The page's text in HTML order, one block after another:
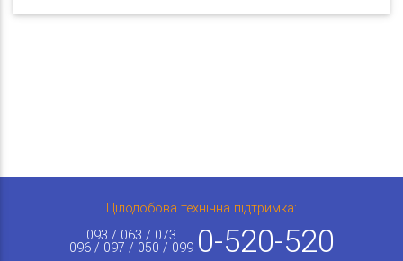
Цілодобова технічна підтримка:
093 / 063 / 073
096 / 097 / 050 / 099 0-520-520